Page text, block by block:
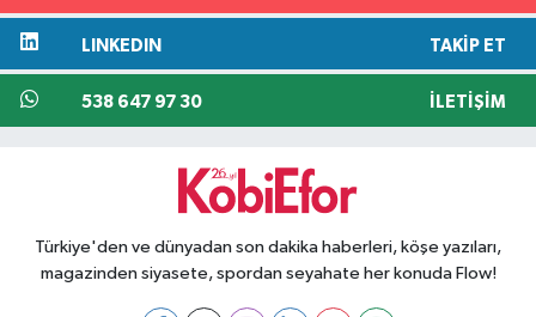
LINKEDIN TAKIP ET
538 647 97 30 İLETIŞIM
Türkiye'den ve dünyadan son dakika haberleri, köşe yazıları,
magazinden siyasete, spordan seyahate her konuda Flow!